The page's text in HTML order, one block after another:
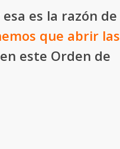
es la razón de
que abrir las
este Orden de